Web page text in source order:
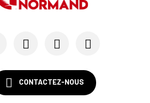
CONTACTEZ-NOUS